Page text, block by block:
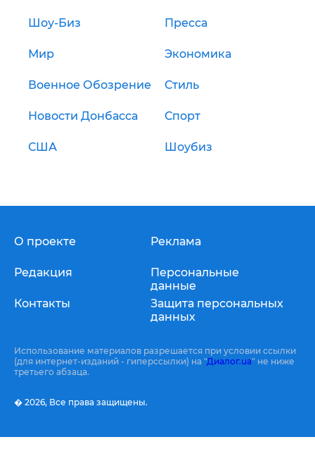
Шоу-Биз Пресса
Мир Экономика
Военное Обозрение Стиль
Новости Донбасса Спорт
США Шоубиз
О проекте
Редакция
Контакты
Реклама
Персональные
данные
Защита персональных
данных
Использование материалов разрешается при условии ссылки
(для интернет-изданий - гиперссылки) на "Диалог.ua" не ниже
третьего абзаца.
� 2026, Все права защищены.